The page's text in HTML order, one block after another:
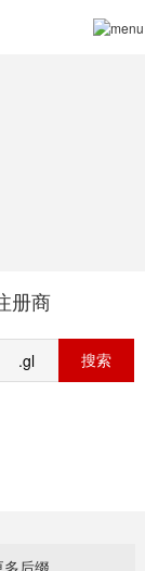
册商
.gl
多后缀